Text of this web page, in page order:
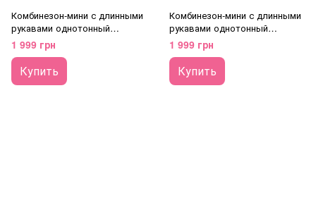
Комбинезон-мини с длинными
рукавами однотонный
(розовый)
1 999 грн
Купить
Комбинезон-мини с длинными
рукавами однотонный
(жёлтый)
1 999 грн
Купить